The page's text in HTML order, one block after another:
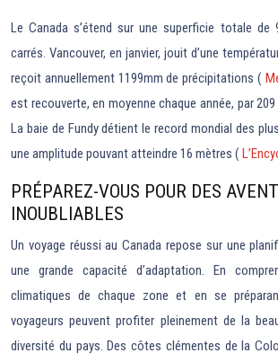
Le Canada s’étend sur une superficie totale de
carrés. Vancouver, en janvier, jouit d’une
reçoit annuellement 1199mm de précipitations (
est recouverte, en moyenne chaque année, par
La baie de Fundy détient le record mondial des
une amplitude pouvant atteindre 16 mètres (
PRÉPAREZ-VOUS POUR DES
INOUBLIABLES
Un voyage réussi au Canada repose sur une
une grande capacité d’adaptation. En
climatiques de chaque zone et en se
voyageurs peuvent profiter pleinement de la
diversité du pays. Des côtes clémentes de la